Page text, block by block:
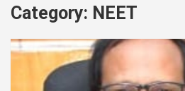
Category: NEET